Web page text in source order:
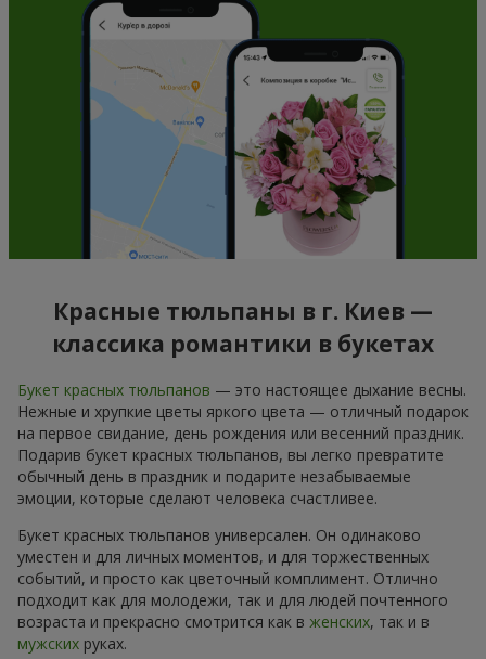
Красные тюльпаны в г. Киев —
классика романтики в букетах
Букет красных тюльпанов — это настоящее дыхание весны.
Нежные и хрупкие цветы яркого цвета — отличный подарок
на первое свидание, день рождения или весенний праздник.
Подарив букет красных тюльпанов, вы легко превратите
обычный день в праздник и подарите незабываемые
эмоции, которые сделают человека счастливее.
Букет красных тюльпанов универсален. Он одинаково
уместен и для личных моментов, и для торжественных
событий, и просто как цветочный комплимент. Отлично
подходит как для молодежи, так и для людей почтенного
возраста и прекрасно смотрится как в женских, так и в
мужских руках.